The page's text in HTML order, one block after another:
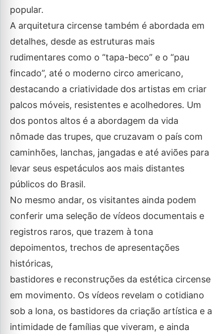
popular.
A arquitetura circense também é abordada em
detalhes, desde as estruturas mais
rudimentares como o “tapa-beco” e o “pau
fincado”, até o moderno circo americano,
destacando a criatividade dos artistas em criar
palcos móveis, resistentes e acolhedores. Um
dos pontos altos é a abordagem da vida
nômade das trupes, que cruzavam o país com
caminhões, lanchas, jangadas e até aviões para
levar seus espetáculos aos mais distantes
públicos do Brasil.
No mesmo andar, os visitantes ainda podem
conferir uma seleção de vídeos documentais e
registros raros, que trazem à tona
depoimentos, trechos de apresentações
históricas,
bastidores e reconstruções da estética circense
em movimento. Os vídeos revelam o cotidiano
sob a lona, os bastidores da criação artística e a
intimidade de famílias que viveram, e ainda